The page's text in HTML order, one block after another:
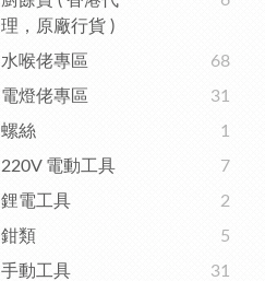
理，原廠行貨 )
水喉佬專區
68
電燈佬專區
31
螺絲
1
220V 電動工具
7
鋰電工具
2
鉗類
5
手動工具
31